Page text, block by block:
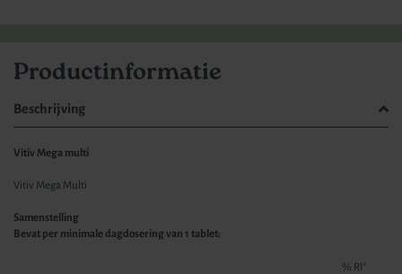
Productinformatie
Beschrijving
Vitiv Mega multi
Vitiv Mega Multi
Samenstelling
Bevat per minimale dagdosering van 1 tablet:
% RI*